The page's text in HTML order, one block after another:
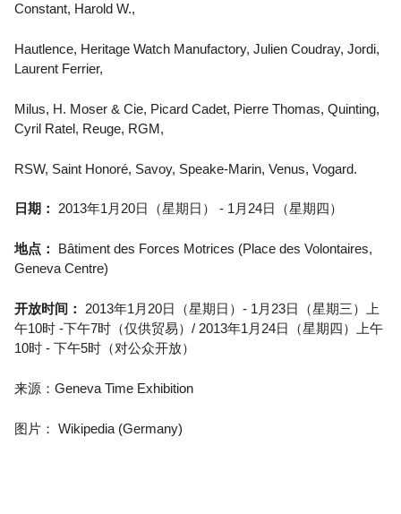
Constant, Harold W.,
Hautlence, Heritage Watch Manufactory, Julien Coudray, Jordi,
Laurent Ferrier,
Milus, H. Moser & Cie, Picard Cadet, Pierre Thomas, Quinting,
Cyril Ratel, Reuge, RGM,
RSW, Saint Honoré, Savoy, Speake-Marin, Venus, Vogard.
日期： 2013年1月20日（星期日） - 1月24日（星期四）
地点：
Bâtiment des Forces Motrices (Place des Volontaires,
Geneva Centre)
开放时间：
2013年1月20日（星期日）- 1月23日（星期三）上
午10时 -下午7时（仅供贸易）/ 2013年1月24日（星期四）上午
10时 - 下午5时（对公众开放）
来源：Geneva Time Exhibition
图片： Wikipedia (Germany)